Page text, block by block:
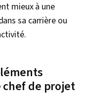
mieux à une
sa carrière ou
chef de projet